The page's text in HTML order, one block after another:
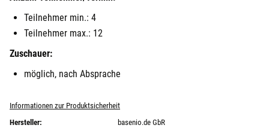
Teilnehmer min.: 4
Teilnehmer max.: 12
Zuschauer:
möglich, nach Absprache
Informationen zur Produktsicherheit
Hersteller:
basenio.de GbR